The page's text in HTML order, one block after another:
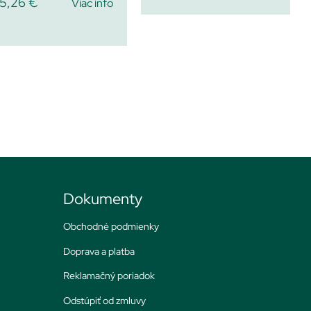
Viac info
Dokumenty
Obchodné podmienky
Doprava a platba
Reklamačný poriadok
Odstúpiť od zmluvy